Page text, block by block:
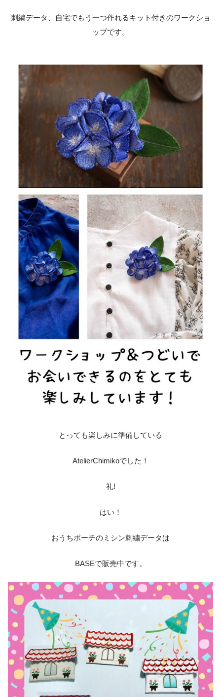
刺繍データ、自宅でもう一つ作れるキット付きのワークショ
ップです。
とっても楽しみに準備している
AtelierChimikoでした！
‎礼!‎
はい！
おうちポーチのミシン刺繍データは
BASEで販売中です。